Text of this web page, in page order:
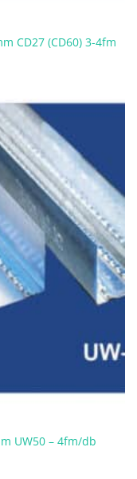
CD27 (CD60) 3-4fm
UW50 – 4fm/db